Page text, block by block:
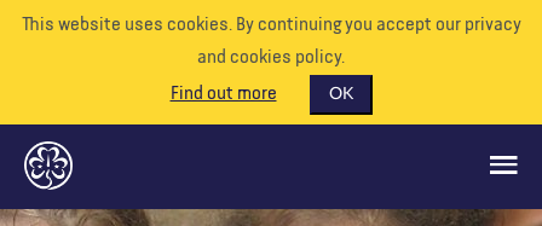
This website uses cookies. By continuing you accept our privacy
and cookies policy.
Find out more
OK